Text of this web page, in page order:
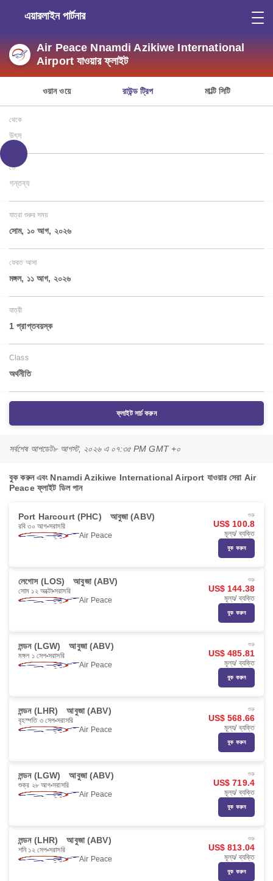
এয়ারলাইন পার্টনার
Air Peace Nnamdi Azikiwe International
Airport যাওয়ার ফ্লাইট
ওয়ান ওয়ে রাউন্ড ট্রিপ মাল্টি সিটি
থেকে
উৎস
তে
গন্তব্য
যাত্রা শুরুর সময়
সোম, ১০ আগ, ২০২৬
ফেরত আসা
মঙ্গল, ১১ আগ, ২০২৬
যাত্রী
1 প্রাপ্তবয়স্ক
Class
অর্থনীতি
ফ্লাইট সার্চ করুন
সর্বশেষ আপডেট৮ আগস্ট, ২০২৬ এ ০৭:৩৫ PM GMT +০
বুক করুন এবং Nnamdi Azikiwe International Airport যাওয়ার সেরা Air
Peace ফ্লাইট ডিল পান
Port Harcourt (PHC) আবুজা (ABV)
রবি ৩০ আগ সরাসরি
Air Peace
শুরু
US$ 100.8
মূল্য/ ব্যক্তি
বুক করুন
লেগোস (LOS) আবুজা (ABV)
সোম ১২ অক্টো সরাসরি
Air Peace
শুরু
US$ 144.38
মূল্য/ ব্যক্তি
বুক করুন
লন্ডন (LGW) আবুজা (ABV)
মঙ্গল ১ সেপ সরাসরি
Air Peace
শুরু
US$ 485.81
মূল্য/ ব্যক্তি
বুক করুন
লন্ডন (LHR) আবুজা (ABV)
বৃহস্পতি ৩ সেপ সরাসরি
Air Peace
শুরু
US$ 568.66
মূল্য/ ব্যক্তি
বুক করুন
লন্ডন (LGW) আবুজা (ABV)
শুক্র ২৮ আগ সরাসরি
Air Peace
শুরু
US$ 719.4
মূল্য/ ব্যক্তি
বুক করুন
লন্ডন (LHR) আবুজা (ABV)
শনি ১২ সেপ সরাসরি
Air Peace
শুরু
US$ 813.04
মূল্য/ ব্যক্তি
বুক করুন